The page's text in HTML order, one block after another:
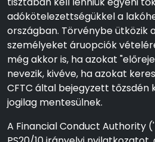
adókötelezettségükkel a
országban. Törvénybe ütközik
személyeket áruopciók
még akkor is, ha azokat
nevezik, kivéve, ha azokat
CFTC által bejegyzett tőzsdén
jogilag mentesülnek.
A Financial Conduct Authority